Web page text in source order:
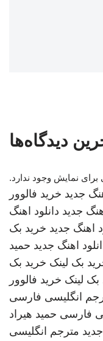
دیدگاه‌ها
برای نمایش وجود ندارد.
جدید خرید فالوور
جدید دانلود اهنگ
اهنگ جدید خرید بک
اهنگ جدید حمید
بک لینک خرید بک
بک لینک خرید فالوور
انگلیسی فارسی
فارسی حمید هیراد
مترجم انگلیسی